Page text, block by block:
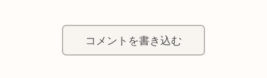
コメントを書き込む